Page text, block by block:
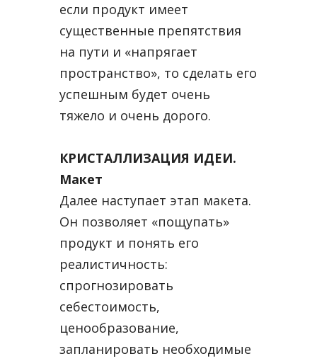
если продукт имеет
существенные препятствия
на пути и «напрягает
пространство», то сделать его
успешным будет очень
тяжело и очень дорого.
КРИСТАЛЛИЗАЦИЯ ИДЕИ.
Макет
Далее наступает этап макета.
Он позволяет «пощупать»
продукт и понять его
реалистичность:
спрогнозировать
себестоимость,
ценообразование,
запланировать необходимые